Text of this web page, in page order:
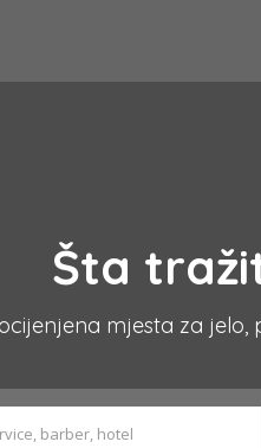
Šta
mjesta za jelo,